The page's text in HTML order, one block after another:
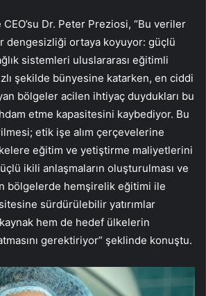
Dr. Peter Preziosi, “Bu veriler
dengesizliği ortaya koyuyor: güçlü
sistemleri uluslararası eğitimli
şekilde bünyesine katarken, en ciddi
bölgeler acilen ihtiyaç duydukları bu
etme kapasitesini kaybediyor. Bu
etik işe alım çerçevelerine
eğitim ve yetiştirme maliyetlerini
ikili anlaşmaların oluşturulması ve
bölgelerde hemşirelik eğitimi ile
sürdürülebilir yatırımlar
hem de hedef ülkelerin
gerektiriyor” şeklinde konuştu.